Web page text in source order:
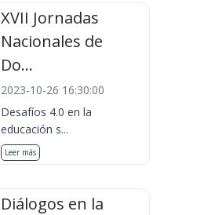
XVII Jornadas
Nacionales de
Do...
2023-10-26 16:30:00
Desafíos 4.0 en la
educación s...
Leer más
Diálogos en la